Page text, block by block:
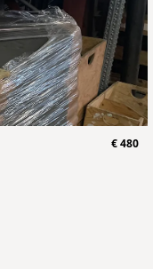
€480